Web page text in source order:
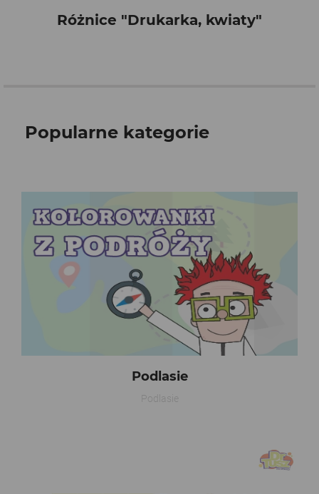
Różnice "Drukarka, kwiaty"
Popularne kategorie
Podlasie
Podlasie